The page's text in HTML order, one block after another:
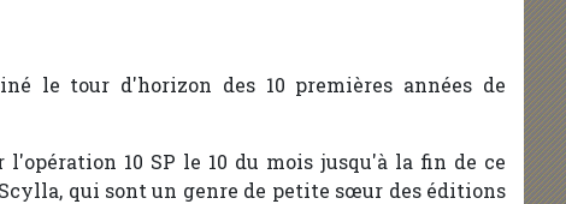
le tour d'horizon des 10 premières années de
10 SP le 10 du mois jusqu'à la fin de ce
qui sont un genre de petite sœur des éditions